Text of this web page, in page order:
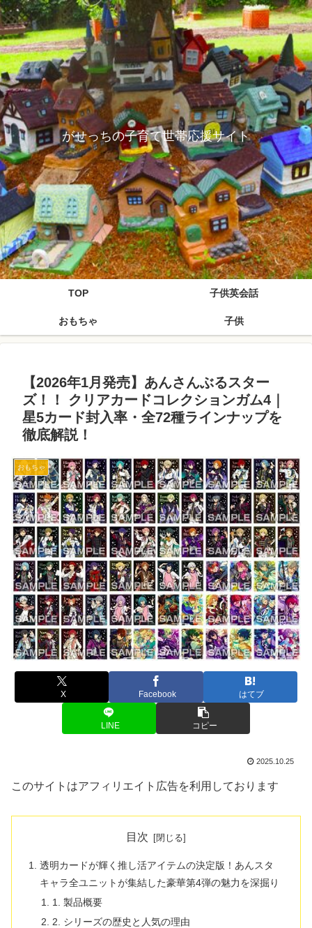
がせっちの子育て世帯応援サイト
TOP 子供英会話
おもちゃ 子供
【2026年1月発売】あんさんぶるスター
ズ！！ クリアカードコレクションガム4｜
星5カード封入率・全72種ラインナップを
徹底解説！
おもちゃ
X Facebook はてブ
LINE コピー
2025.10.25
このサイトはアフィリエイト広告を利用しております
目次
透明カードが輝く推し活アイテムの決定版！あんスタ
キャラ全ユニットが集結した豪華第4弾の魅力を深掘り
1. 製品概要
2. シリーズの歴史と人気の理由